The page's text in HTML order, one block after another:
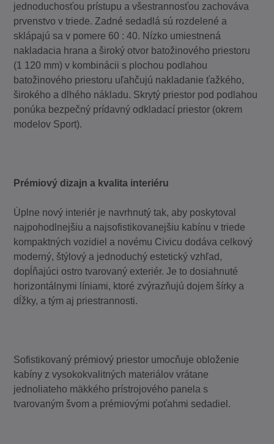
jednoduchosťou prístupu a všestrannosťou zachováva
prvenstvo v triede. Zadné sedadlá sú rozdelené a
sklápajú sa v pomere 60 : 40. Nízko umiestnená
nakladacia hrana a široký otvor batožinového priestoru
(1 120 mm) v kombinácii s plochou podlahou
batožinového priestoru uľahčujú nakladanie ťažkého,
širokého a dlhého nákladu. Skrytý priestor pod podlahou
ponúka bezpečný prídavný odkladací priestor (okrem
modelov Sport).
Prémiový dizajn a kvalita interiéru
Úplne nový interiér je navrhnutý tak, aby poskytoval
najpohodlnejšiu a najsofistikovanejšiu kabínu v triede
kompaktných vozidiel a novému Civicu dodáva celkový
moderný, štýlový a jednoduchý estetický vzhľad,
dopĺňajúci ostro tvarovaný exteriér. Je to dosiahnuté
horizontálnymi líniami, ktoré zvýrazňujú dojem šírky a
dĺžky, a tým aj priestrannosti.
Sofistikovaný prémiový priestor umocňuje obloženie
kabíny z vysokokvalitných materiálov vrátane
jednoliateho mäkkého prístrojového panela s
tvarovaným švom a prémiovými poťahmi sedadiel.